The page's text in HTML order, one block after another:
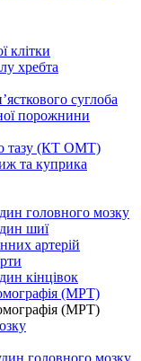
клітки
хребта
суглоба
порожнини
тазу (КТ ОМТ)
та куприка
головного мозку
шиї
артерій
кінцівок
(МРТ)
(МРТ)
головного мозку